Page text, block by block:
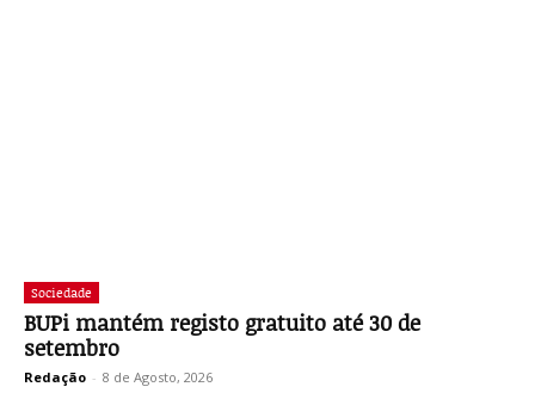
Sociedade
BUPi mantém registo gratuito até 30 de
setembro
Redação - 8 de Agosto, 2026